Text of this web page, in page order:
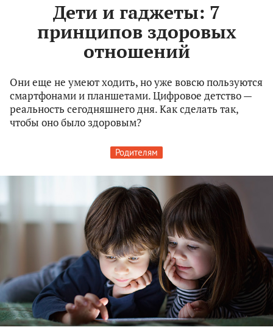
Дети и гаджеты: 7
принципов здоровых
отношений
Они еще не умеют ходить, но уже вовсю пользуются
смартфонами и планшетами. Цифровое детство —
реальность сегодняшнего дня. Как сделать так,
чтобы оно было здоровым?
Родителям